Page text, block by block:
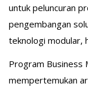
untuk peluncuran
pengembangan
teknologi modular,
Program Business
mempertemukan